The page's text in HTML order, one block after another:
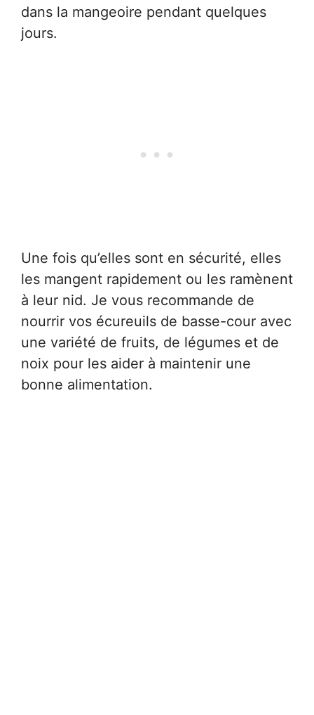
dans la mangeoire pendant quelques
jours.
Une fois qu’elles sont en sécurité, elles
les mangent rapidement ou les ramènent
à leur nid. Je vous recommande de
nourrir vos écureuils de basse-cour avec
une variété de fruits, de légumes et de
noix pour les aider à maintenir une
bonne alimentation.